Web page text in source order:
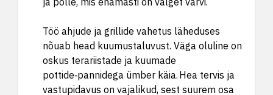
Töö ahjude ja grillide vahetus läheduses
nõuab head kuumustaluvust. Väga oluline on
oskus terariistade ja kuumade
pottide‑pannidega ümber käia. Hea tervis ja
vastupidavus on vajalikud, sest suurem osa